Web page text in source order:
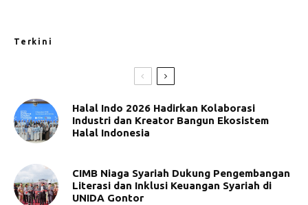
Terkini
Halal Indo 2026 Hadirkan Kolaborasi
Industri dan Kreator Bangun Ekosistem
Halal Indonesia
CIMB Niaga Syariah Dukung Pengembangan
Literasi dan Inklusi Keuangan Syariah di
UNIDA Gontor